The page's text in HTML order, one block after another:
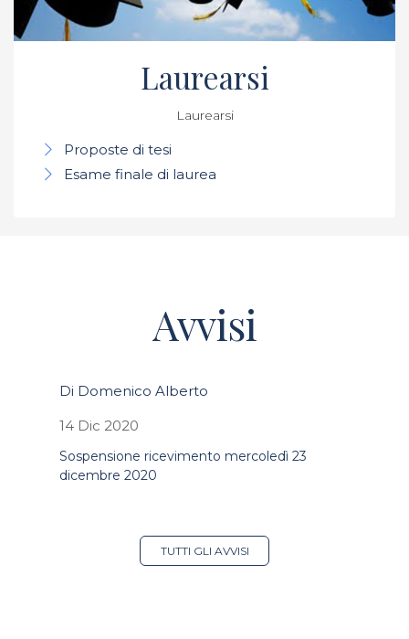
Laurearsi
Laurearsi
Proposte di tesi
Esame finale di laurea
Avvisi
Di Domenico Alberto
14 Dic 2020
Sospensione ricevimento mercoledì 23
dicembre 2020
TUTTI GLI AVVISI